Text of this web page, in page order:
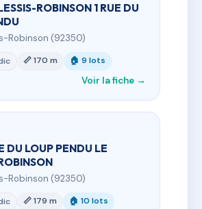
ROBINSON 1 RUE DU
Robinson (92350)
📏 170 m 🏠 9 lots
Voir la fiche →
DU LOUP PENDU LE
Robinson (92350)
📏 179 m 🏠 10 lots